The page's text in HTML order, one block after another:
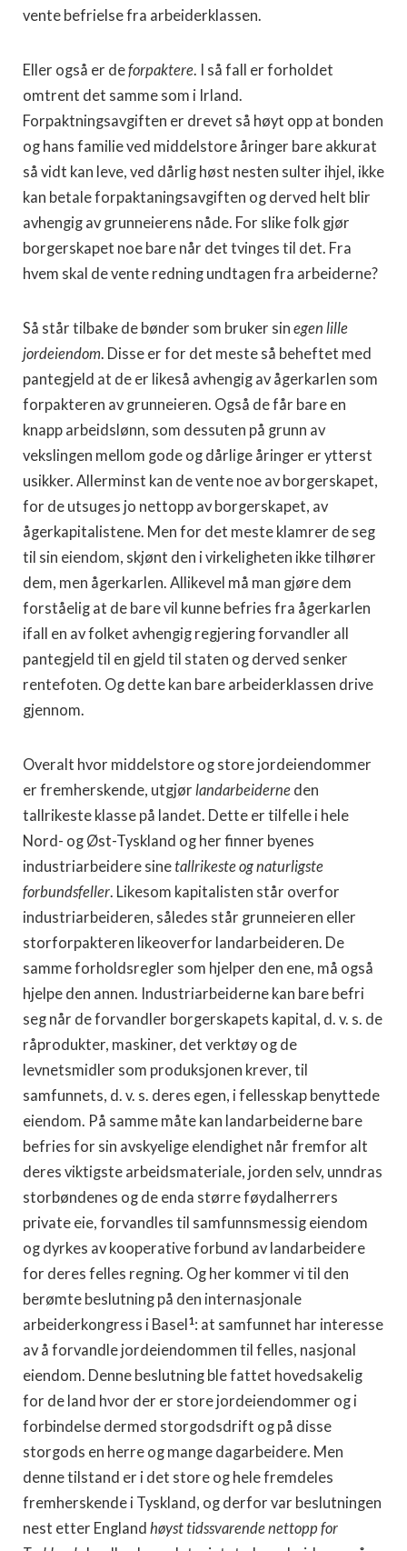
vente befrielse fra arbeiderklassen.
Eller også er deforpaktere. I så fall er forholdet
omtrent det samme som i Irland.
Forpaktningsavgiften er drevet så høyt opp at bonden
og hans familie ved middelstore åringer bare akkurat
så vidt kan leve, ved dårlig høst nesten sulter ihjel, ikke
kan betale forpaktaningsavgiften og derved helt blir
avhengig av grunneierens nåde. For slike folk gjør
borgerskapet noe bare når det tvinges til det. Fra
hvem skal de vente redning undtagen fra arbeiderne?
Så står tilbake de bønder som bruker sin egen lille
jordeiendom. Disse er for det meste så beheftet med
pantegjeld at de er likeså avhengig av ågerkarlen som
forpakteren av grunneieren. Også de får bare en
knapp arbeidslønn, som dessuten på grunn av
vekslingen mellom gode og dårlige åringer er ytterst
usikker. Allerminst kan de vente noe av borgerskapet,
for de utsuges jo nettopp av borgerskapet, av
ågerkapitalistene. Men for det meste klamrer de seg
til sin eiendom, skjønt den i virkeligheten ikke tilhører
dem, men ågerkarlen. Allikevel må man gjøre dem
forståelig at de bare vil kunne befries fra ågerkarlen
ifall en av folket avhengig regjering forvandler all
pantegjeld til en gjeld til staten og derved senker
rentefoten. Og dette kan bare arbeiderklassen drive
gjennom.
Overalt hvor middelstore og store jordeiendommer
er fremherskende, utgjør landarbeiderne den
tallrikeste klasse på landet. Dette er tilfelle i hele
Nord- og Øst-Tyskland og her finner byenes
industriarbeidere sinetallrikeste og naturligste
forbundsfeller. Likesom kapitalisten står overfor
industriarbeideren, således står grunneieren eller
storforpakteren likeoverfor landarbeideren. De
samme forholdsregler som hjelper den ene, må også
hjelpe den annen. Industriarbeiderne kan bare befri
seg når de forvandler borgerskapets kapital, d. v. s. de
råprodukter, maskiner, det verktøy og de
levnetsmidler som produksjonen krever, til
samfunnets, d. v. s. deres egen, i fellesskap benyttede
eiendom. På samme måte kan landarbeiderne bare
befries for sin avskyelige elendighet når fremfor alt
deres viktigste arbeidsmateriale, jorden selv, unndras
storbøndenes og de enda større føydalherrers
private eie, forvandles til samfunnsmessig eiendom
og dyrkes av kooperative forbund av landarbeidere
for deres felles regning. Og her kommer vi til den
berømte beslutning på den internasjonale
arbeiderkongress i Basel1 : at samfunnet har interesse
av å forvandle jordeiendommen til felles, nasjonal
eiendom. Denne beslutning ble fattet hovedsakelig
for de land hvor der er store jordeiendommer og i
forbindelse dermed storgodsdrift og på disse
storgods en herre og mange dagarbeidere. Men
denne tilstand er i det store og hele fremdeles
fremherskende i Tyskland, og derfor var beslutningen
nest etter England høyst tidssvarende nettopp for